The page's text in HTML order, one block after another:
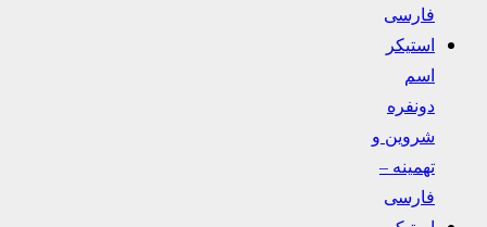
فارسی
استیکر
اسم
دونفره
شروین و
تهمینه –
فارسی